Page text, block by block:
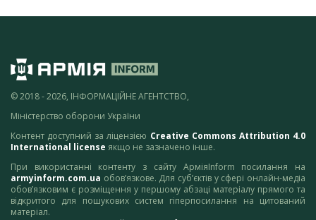
© 2018 - 2026, ІНФОРМАЦІЙНЕ АГЕНТСТВО,
Міністерство оборони України
Контент доступний за ліцензією Creative Commons Attribution 4.0
International license якщо не зазначено інше.
При використанні контенту з сайту АрміяInform посилання на
armyinform.com.ua обов’язкове. Для суб’єктів у сфері онлайн-медіа
обов’язковим є розміщення у першому абзаці матеріалу прямого та
відкритого для пошукових систем гіперпосилання на цитований
матеріал.